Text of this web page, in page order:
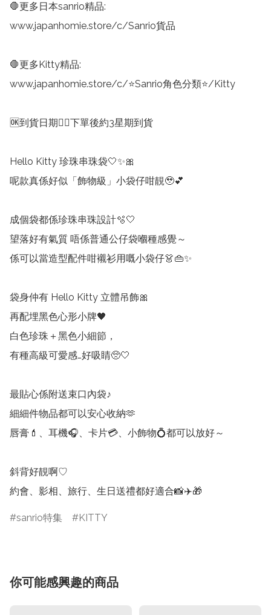
🛑更多日本sanrio精品:
www.japanhomie.store/c/Sanrio貨品
🛑更多Kitty精品:
www.japanhomie.store/c/⭐Sanrio角色分類⭐/Kitty
🆗到貨日期👉🏻下單後約3星期到貨
Hello Kitty 珍珠串珠袋🤍✨🎀
呢款真係好似「飾物級」小袋仔咁靚🥹💕
成個袋都係珍珠串珠設計🫧🤍
望落好有氣質 唔係普通公仔袋嗰種感覺～
係可以當造型配件咁襯衫用嘅小袋仔👗👜✨
袋身仲有 Hello Kitty 立體吊飾🎀
再配埋黑色心形小牌🖤
白色珍珠＋黑色小細節，
有種高級可愛感…好吸睛🥺🤍
最貼心係附送束口內袋♪
細細件物品都可以安心收納🫶
唇膏💄、耳機🎧、卡片💳、小飾物💍都可以放好～
斜背好靚啊♡
約會、影相、旅行、生日送禮都好適合📸✈️🎁
sanrio特集 KITTY
你可能感興趣的商品